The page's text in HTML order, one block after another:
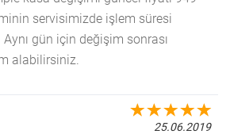
servisimizde işlem süresi
gün için değişim sonrası
alabilirsiniz.
25.06.2019